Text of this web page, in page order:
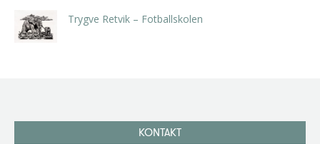
Trygve Retvik – Fotballskolen
KONTAKT